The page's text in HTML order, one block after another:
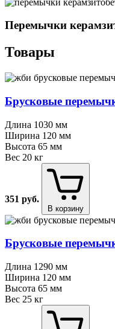
Перемычки
Товары
Брусковые
Длина 1030 мм
Ширина 120 мм
Высота 65 мм
Вес 20 кг
351 руб.
В корзину
Брусковые
Длина 1290 мм
Ширина 120 мм
Высота 65 мм
Вес 25 кг